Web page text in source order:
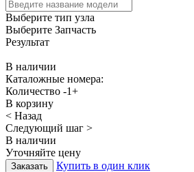
Выберите тип узла
Выберите Запчасть
Результат
В наличии
Каталожные номера:
Количество -1+
В корзину
< Назад
Следующий шаг >
В наличии
Уточняйте цену
Купить в один клик